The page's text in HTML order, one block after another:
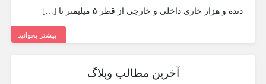
دنده و هزار خاری داخلی و خارجی از قطر ۵ میلیمتر تا […]
بیشتر بخوانید
آخرین مطالب وبلاگ